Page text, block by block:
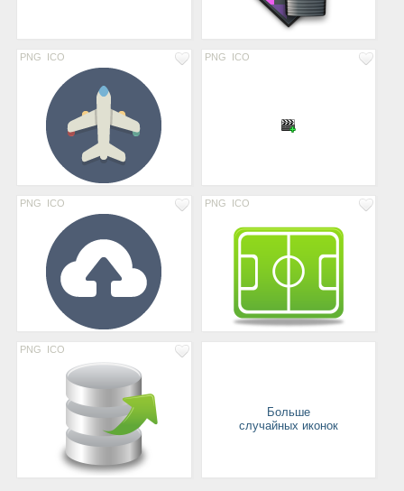
PNG ICO PNG ICO
PNG ICO PNG ICO
PNG ICO
Больше
случайных иконок